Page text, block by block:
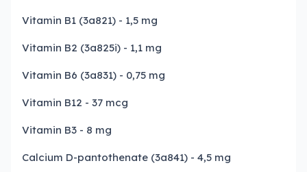
Vitamin B1 (3a821) - 1,5 mg
Vitamin B2 (3a825i) - 1,1 mg
Vitamin B6 (3a831) - 0,75 mg
Vitamin B12 - 37 mcg
Vitamin B3 - 8 mg
Calcium D-pantothenate (3a841) - 4,5 mg